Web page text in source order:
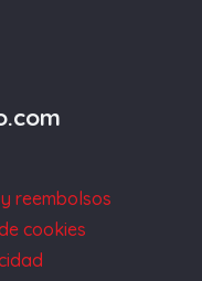
reembolsos
cookies